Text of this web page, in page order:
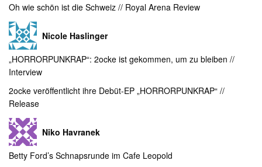
Oh wie schön ist die Schweiz // Royal Arena Review
Nicole Haslinger
„HORRORPUNKRAP“: 2ocke ist gekommen, um zu bleiben //
Interview
2ocke veröffentlicht ihre Debüt-EP „HORRORPUNKRAP“ //
Release
Niko Havranek
Betty Ford’s Schnapsrunde im Cafe Leopold